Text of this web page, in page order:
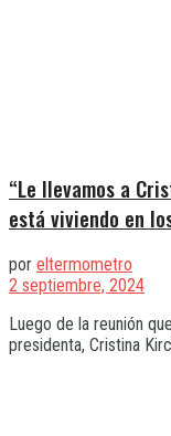
“Le llevamos a
está viviendo en
por eltermometro
2 septiembre, 2024
Luego de la reunión
presidenta, Cristina